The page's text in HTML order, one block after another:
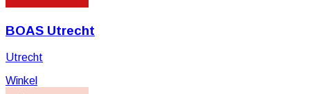
BOAS Utrecht
Utrecht
Winkel